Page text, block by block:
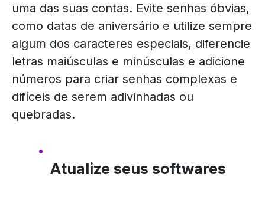
uma das suas contas. Evite senhas óbvias,
como datas de aniversário e utilize sempre
algum dos caracteres especiais, diferencie
letras maiúsculas e minúsculas e adicione
números para criar senhas complexas e
difíceis de serem adivinhadas ou
quebradas.
Atualize seus softwares